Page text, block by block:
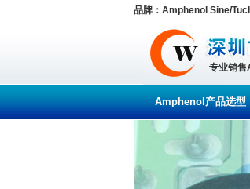
品牌：Amphenol Sine/
专业销售
Amphenol产品选型